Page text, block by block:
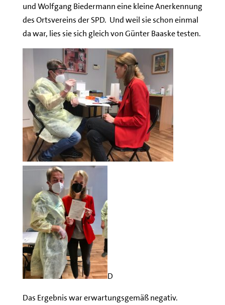
und Wolfgang Biedermann eine kleine Anerkennung
des Ortsvereins der SPD. Und weil sie schon einmal
da war, lies sie sich gleich von Günter Baaske testen.
D
Das Ergebnis war erwartungsgemäß negativ.